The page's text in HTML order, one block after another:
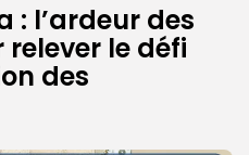
: l’ardeur des
le défi
des